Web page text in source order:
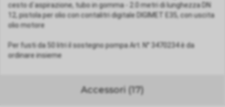
cesto d`aspirazione, tubo in gomma - 2.0 metri di lunghezza DN
12, pistola per olio con contalitri digitale DIGIMET E35, con uscita
olio motore
Per fusti da 50 litri il sostegno pompa Art. N° 3470234 è da
ordinare insieme
Accessori (17)